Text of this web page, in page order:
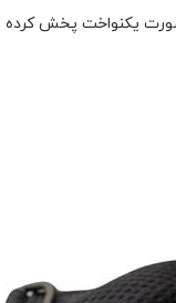
یکنواخت پخش